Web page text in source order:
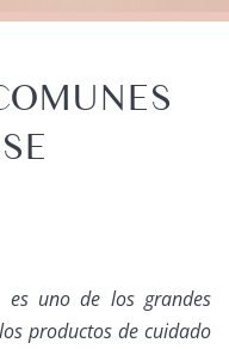
uno de los grandes
productos de cuidado